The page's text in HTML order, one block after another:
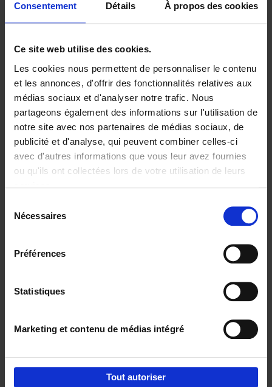
Consentement Détails À propos des cookies
Ce site web utilise des cookies.
Les cookies nous permettent de personnaliser le contenu
et les annonces, d'offrir des fonctionnalités relatives aux
médias sociaux et d'analyser notre trafic. Nous
partageons également des informations sur l'utilisation de
notre site avec nos partenaires de médias sociaux, de
publicité et d'analyse, qui peuvent combiner celles-ci
avec d'autres informations que vous leur avez fournies
ou qu'ils ont collectées lors de votre utilisation de leurs
Nécessaires
Préférences
Statistiques
Marketing et contenu de médias intégré
Tout autoriser
Building Bonds = Building
Business
Jochen Roef Jozefien De Feyter
Carolien Boom
Couverture souple
2025 200
€29,99
Digital marketing like a PRO -
completely revised edition (EN)